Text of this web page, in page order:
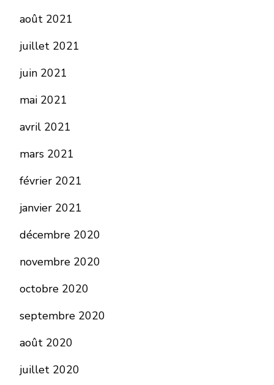
août 2021
juillet 2021
juin 2021
mai 2021
avril 2021
mars 2021
février 2021
janvier 2021
décembre 2020
novembre 2020
octobre 2020
septembre 2020
août 2020
juillet 2020